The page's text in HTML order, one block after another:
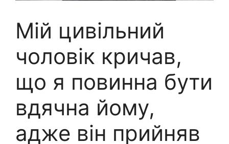
Мій цивільний
чоловік кричав,
що я повинна бути
вдячна йому,
адже він прийняв